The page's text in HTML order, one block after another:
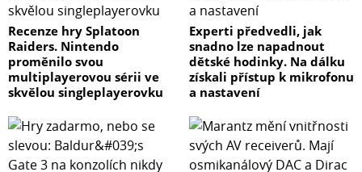
Recenze hry Splatoon
Raiders. Nintendo
proměnilo svou
multiplayerovou sérii ve
skvělou singleplayerovku
Experti předvedli, jak
snadno lze napadnout
dětské hodinky. Na dálku
získali přístup k mikrofonu
a nastavení